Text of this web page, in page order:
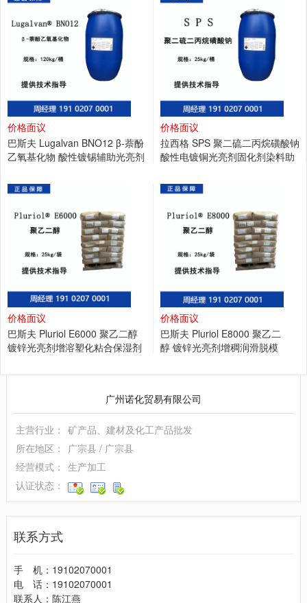
价格面议
巴斯夫 Lugalvan BNO12 β-萘酚
乙氧基化物 酸性镀锡辅助光亮剂
价格面议
拉西格 SPS 聚二硫二丙烷磺酸钠
酸性电镀铜光亮剂固化剂染料助
价格面议
巴斯夫 Pluriol E6000 聚乙二醇
镀锌光亮剂增溶塑化粘合保湿剂
价格面议
巴斯夫 Pluriol E8000 聚乙二
醇 镀锌光亮剂增稠润滑脱模
广州诺化贸易有限公司
主营行业： 矿产品、建材及化工产品批发
所在地区：
广宗县 / 广宗县
经营模式： 生产加工
认证状态：
联系方式
手 机：19102070001
电 话：19102070001
联系人：陈江燕